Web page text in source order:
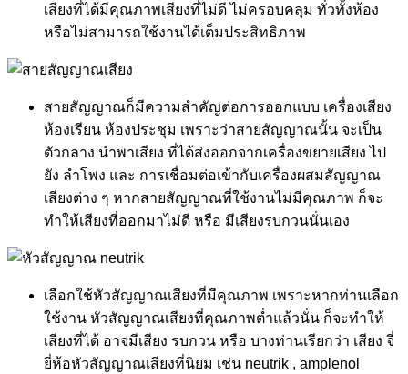
เสียงที่ได้มีคุณภาพเสียงที่ไม่ดี ไม่ครอบคลุม ทั่วทั้งห้อง
หรือไม่สามารถใช้งานได้เต็มประสิทธิภาพ
สายสัญญาณก็มีความสำคัญต่อการออกแบบ เครื่องเสียง
ห้องเรียน ห้องประชุม เพราะว่าสายสัญญาณนั้น จะเป็น
ตัวกลาง นำพาเสียง ที่ได้ส่งออกจากเครื่องขยายเสียง ไป
ยัง ลำโพง และ การเชื่อมต่อเข้ากับเครื่องผสมสัญญาณ
เสียงต่าง ๆ หากสายสัญญาณที่ใช้งานไม่มีคุณภาพ ก็จะ
ทำให้เสียงที่ออกมาไม่ดี หรือ มีเสียงรบกวนนั่นเอง
เลือกใช้หัวสัญญาณเสียงที่มีคุณภาพ เพราะหากท่านเลือก
ใช้งาน หัวสัญญาณเสียงที่คุณภาพต่ำแล้วนั่น ก็จะทำให้
เสียงที่ได้ อาจมีเสียง รบกวน หรือ บางท่านเรียกว่า เสียง จี่
ยี่ห้อหัวสัญญาณเสียงที่นิยม เช่น neutrik , amplenol